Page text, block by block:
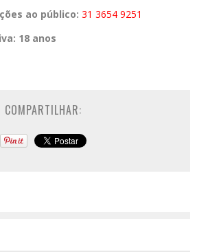
ao público: 31 3654 9251
18 anos
COMPARTILHAR: